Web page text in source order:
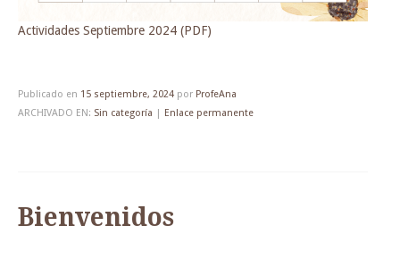
Actividades Septiembre 2024 (PDF)
Publicado en 15 septiembre, 2024 por ProfeAna
ARCHIVADO EN: Sin categoría Enlace permanente
Bienvenidos